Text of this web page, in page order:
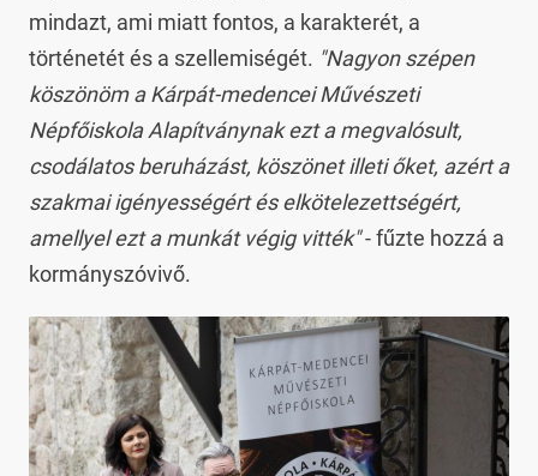
mindazt, ami miatt fontos, a karakterét, a
történetét és a szellemiségét. "Nagyon szépen
köszönöm a Kárpát-medencei Művészeti
Népfőiskola Alapítványnak ezt a megvalósult,
csodálatos beruházást, köszönet illeti őket, azért a
szakmai igényességért és elkötelezettségért,
amellyel ezt a munkát végig vitték"- fűzte hozzá a
kormányszóvivő.